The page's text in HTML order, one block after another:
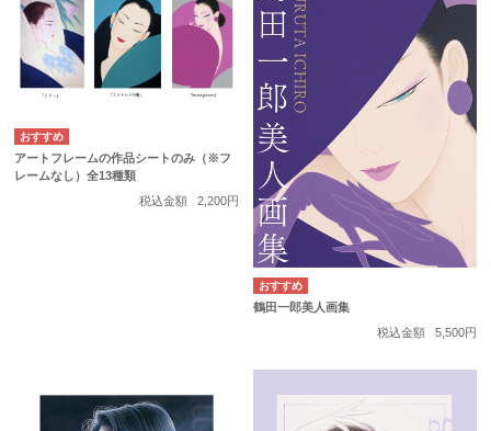
アートフレームの作品シートのみ（※フ
レームなし）全13種類
税込金額
2,200円
鶴田一郎美人画集
税込金額
5,500円